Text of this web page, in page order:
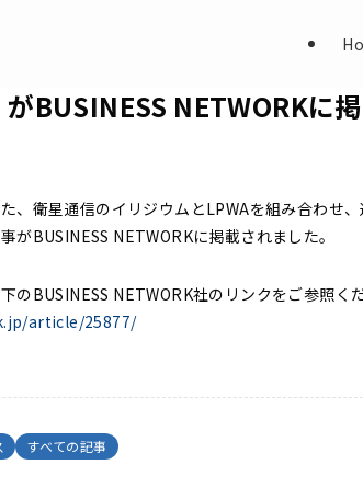
BUSINESS NETWORKに
、衛星通信のイリジウムとLPWAを組み合わせ
BUSINESS NETWORKに掲載されました。
のBUSINESS NETWORK社のリンクをご参照くだ
article/25877/
すべての記事